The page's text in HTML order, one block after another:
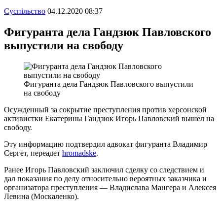
Суспiльство 04.12.2020 08:37
Фигуранта дела Гандзюк Павловского
выпустили на свободу
Фигуранта дела Гандзюк Павловского выпустили
на свободу
Осужденный за сокрытие преступления против херсонской
активистки Екатерины Гандзюк Игорь Павловский вышел на
свободу.
Эту информацию подтвердил адвокат фигуранта Владимир
Сергет, переадет hromadske.
Ранее Игорь Павловский заключил сделку со следствием и
дал показания по делу относительно вероятных заказчика и
организатора преступления — Владислава Мангера и Алексея
Левина (Москаленко).